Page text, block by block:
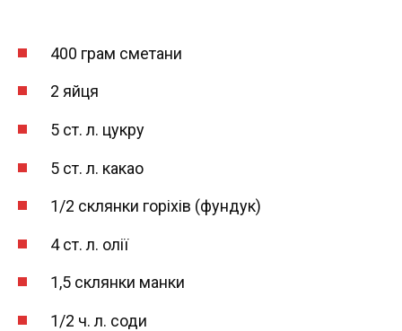
400 грам сметани
2 яйця
5 ст. л. цукру
5 ст. л. какао
1/2 склянки горіхів (фундук)
4 ст. л. олії
1,5 склянки манки
1/2 ч. л. соди